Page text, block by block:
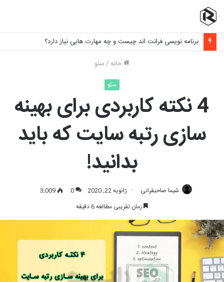
برنامه نویسی فرانت اند چیست و چه مهارت هایی نیاز دارد؟
خانه/سئو
سئو
4 نکته کاربردی برای بهینه
سازی رتبه سایت که باید
بدانید!
شیما صاحبقرانی ژانویه 22, 2020 0
3,009
زمان تقریبی مطالعه 6 دقیقه